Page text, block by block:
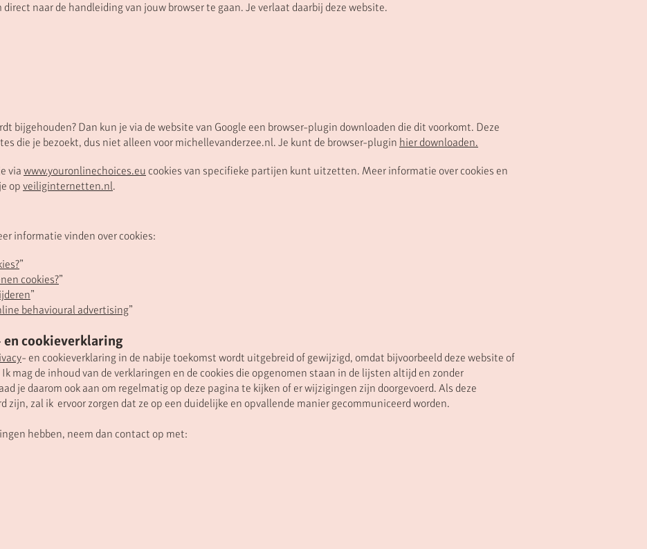
naar de handleiding van jouw browser te gaan. Je verlaat daarbij deze website.
bijgehouden? Dan kun je via de website van Google een browser-plugin downloaden die dit voorkomt. Deze
die je bezoekt, dus niet alleen voor michellevanderzee.nl. Je kunt de browser-plugin hier downloaden.
via www.youronlinechoices.eu cookies van specifieke partijen kunt uitzetten. Meer informatie over cookies en
op veiliginternetten.nl.
informatie vinden over cookies:
”
cookies?”
”
behavioural advertising”
cookieverklaring
- en cookieverklaring in de nabije toekomst wordt uitgebreid of gewijzigd, omdat bijvoorbeeld deze website of
mag de inhoud van de verklaringen en de cookies die opgenomen staan in de lijsten altijd en zonder
je daarom ook aan om regelmatig op deze pagina te kijken of er wijzigingen zijn doorgevoerd. Als deze
zijn, zal ik ervoor zorgen dat ze op een duidelijke en opvallende manier gecommuniceerd worden.
hebben, neem dan contact op met: